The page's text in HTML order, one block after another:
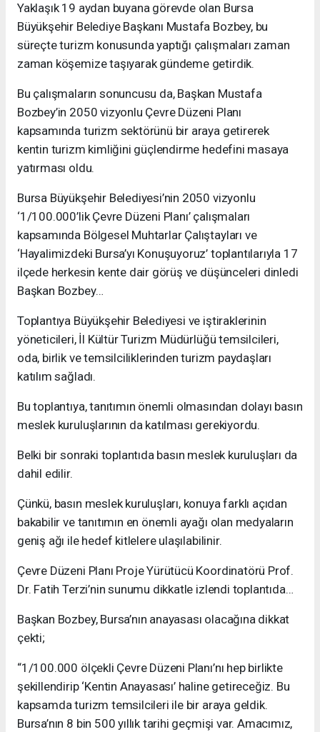
Yaklaşık 19 aydan buyana görevde olan Bursa
Büyükşehir Belediye Başkanı Mustafa Bozbey, bu
süreçte turizm konusunda yaptığı çalışmaları zaman
zaman köşemize taşıyarak gündeme getirdik.
Bu çalışmaların sonuncusu da, Başkan Mustafa
Bozbey’in 2050 vizyonlu Çevre Düzeni Planı
kapsamında turizm sektörünü bir araya getirerek
kentin turizm kimliğini güçlendirme hedefini masaya
yatırması oldu.
Bursa Büyükşehir Belediyesi’nin 2050 vizyonlu
‘1/100.000’lik Çevre Düzeni Planı’ çalışmaları
kapsamında Bölgesel Muhtarlar Çalıştayları ve
‘Hayalimizdeki Bursa’yı Konuşuyoruz’ toplantılarıyla 17
ilçede herkesin kente dair görüş ve düşünceleri dinledi
Başkan Bozbey…
Toplantıya Büyükşehir Belediyesi ve iştiraklerinin
yöneticileri, İl Kültür Turizm Müdürlüğü temsilcileri,
oda, birlik ve temsilciliklerinden turizm paydaşları
katılım sağladı.
Bu toplantıya, tanıtımın önemli olmasından dolayı basın
meslek kuruluşlarının da katılması gerekiyordu.
Belki bir sonraki toplantıda basın meslek kuruluşları da
dahil edilir.
Çünkü, basın meslek kuruluşları, konuya farklı açıdan
bakabilir ve tanıtımın en önemli ayağı olan medyaların
geniş ağı ile hedef kitlelere ulaşılabilinir.
Çevre Düzeni Planı Proje Yürütücü Koordinatörü Prof.
Dr. Fatih Terzi’nin sunumu dikkatle izlendi toplantıda…
Başkan Bozbey, Bursa’nın anayasası olacağına dikkat
çekti;
“1/100.000 ölçekli Çevre Düzeni Planı’nı hep birlikte
şekillendirip ‘Kentin Anayasası’ haline getireceğiz. Bu
kapsamda turizm temsilcileri ile bir araya geldik.
Bursa’nın 8 bin 500 yıllık tarihi geçmişi var. Amacımız,